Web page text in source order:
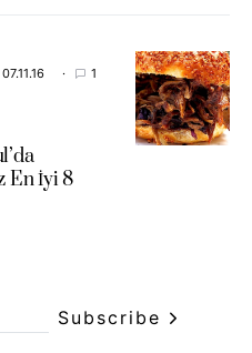
07.11.16
1
En İyi 8
Subscribe